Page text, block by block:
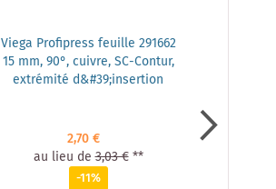
Viega Profipress feuille 291662
15 mm, 90°, cuivre, SC-Contur,
extrémité d&#39;insertion
2,70 €
au lieu de 3,03 € **
-11%